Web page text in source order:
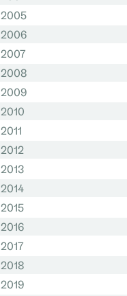
2005
2006
2007
2008
2009
2010
2011
2012
2013
2014
2015
2016
2017
2018
2019